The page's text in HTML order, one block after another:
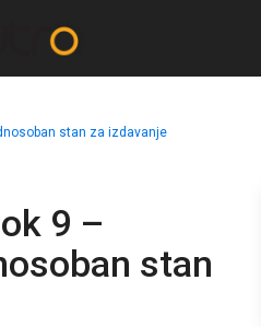
stan za izdavanje
9 –
stan